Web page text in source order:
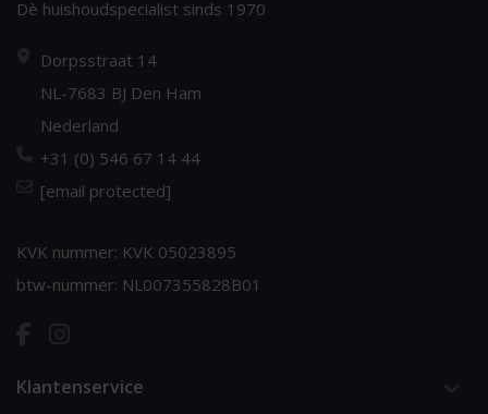
Dè huishoudspecialist sinds 1970
Dorpsstraat 14
NL-7683 BJ Den Ham
Nederland
+31 (0) 546 67 14 44
[email protected]
KVK nummer: KVK 05023895
btw-nummer: NL007355828B01
Klantenservice